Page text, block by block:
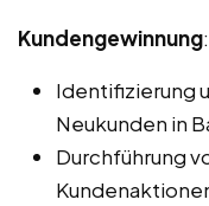
Kundengewinnung:
Identifizierung
Neukunden in
Durchführung